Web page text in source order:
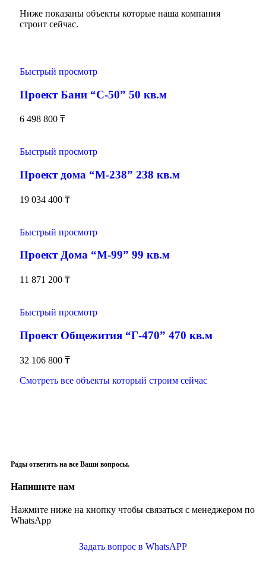
Ниже показаны объекты которые наша компания
строит сейчас.
Быстрый просмотр
Проект Бани “С-50” 50 кв.м
6 498 800 ₸
Быстрый просмотр
Проект дома “М-238” 238 кв.м
19 034 400 ₸
Быстрый просмотр
Проект Дома “М-99” 99 кв.м
11 871 200 ₸
Быстрый просмотр
Проект Общежития “Г-470” 470 кв.м
32 106 800 ₸
Смотреть все объекты который строим сейчас
Рады ответить на все Ваши вопросы.
Напишите нам
Нажмите ниже на кнопку чтобы связаться с менеджером по
WhatsApp
Задать вопрос в WhatsAPP